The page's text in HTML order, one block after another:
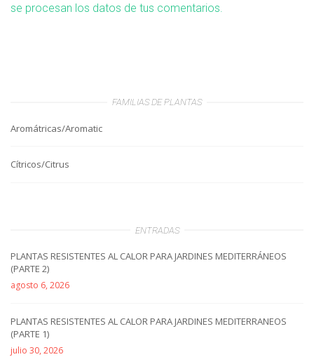
se procesan los datos de tus comentarios.
FAMILIAS DE PLANTAS
Aromátricas/Aromatic
Cítricos/Citrus
ENTRADAS
PLANTAS RESISTENTES AL CALOR PARA JARDINES MEDITERRÁNEOS
(PARTE 2)
agosto 6, 2026
PLANTAS RESISTENTES AL CALOR PARA JARDINES MEDITERRANEOS
(PARTE 1)
julio 30, 2026